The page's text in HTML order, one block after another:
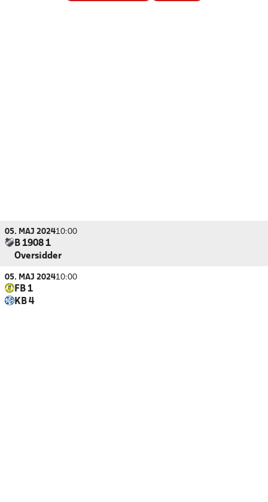
05. MAJ 202410:00
B 1908 1
Oversidder
05. MAJ 202410:00
FB 1
KB 4